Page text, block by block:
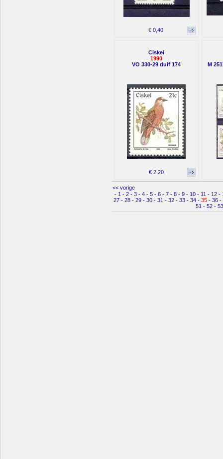
€ 0,40
Ciskei
1990
VO 330-29 duif 174
€ 2,20
M
<< vorige
- 1 - 2- 3- 4- 5- 6- 7- 8- 9- 10- 11 - 12-
27- 28- 29- 30- 31 - 32- 33- 34- 35- 36-
51 - 52- 53